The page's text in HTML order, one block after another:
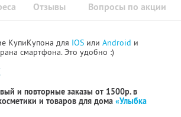
Отзывы Вопросы по акции
КупиКупона для IOS или Android и
смартфона. Это удобно :)
и повторные заказы от 1500р. в
и товаров для дома «Улыбка